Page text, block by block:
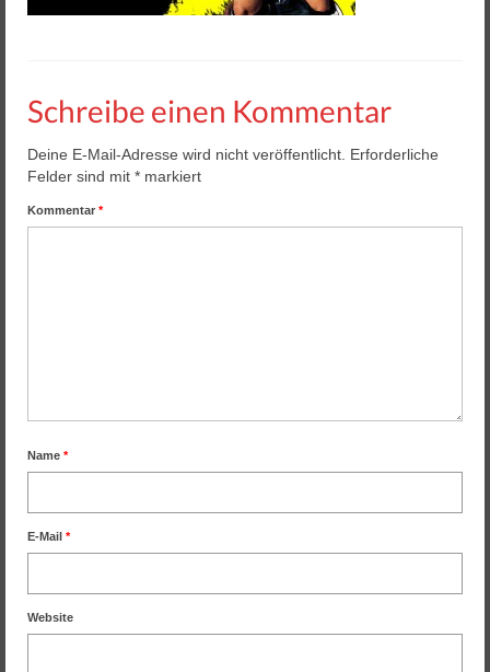
Helios 2 & 3
Arena Zubehör
Game Card – NFC Kartenzahlung
Buchungssoftware
Schreibe einen Kommentar
Deine E-Mail-Adresse wird nicht veröffentlicht. Erforderliche
Felder sind mit * markiert
Kommentar *
Name *
E-Mail *
Website